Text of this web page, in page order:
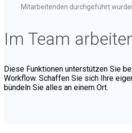
Mitarbeitenden durchgeführt
Im Team
Diese Funktionen unterstützen Sie
Workflow. Schaffen Sie sich Ihre
bündeln Sie alles an einem Ort.